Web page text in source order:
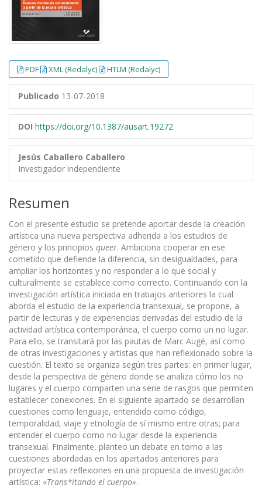
PDF XML (Redalyc) HTLM (Redalyc)
Publicado 13-07-2018
DOI https://doi.org/10.1387/ausart.19272
Jesús Caballero Caballero
Investigador independiente
Resumen
Con el presente estudio se pretende aportar desde la creación
artística una nueva perspectiva adherida a los estudios de
género y los principios queer. Ambiciona cooperar en ese
cometido que defiende la diferencia, sin desigualdades, para
ampliar los horizontes y no responder a lo que social y
culturalmente se establece como correcto. Continuando con la
investigación artística iniciada en trabajos anteriores la cual
aborda el estudio de la experiencia transexual, se propone, a
partir de lecturas y de experiencias derivadas del estudio de la
actividad artística contemporánea, el cuerpo como un no lugar.
Para ello, se transitará por las pautas de Marc Augé, así como
de otras investigaciones y artistas que han reflexionado sobre la
cuestión. El texto se organiza según tres partes: en primer lugar,
desde la perspectiva de género donde se analiza cómo los no
lugares y el cuerpo comparten una serie de rasgos que permiten
establecer conexiones. En el siguiente apartado se desarrollan
cuestiones como lenguaje, entendido como código,
temporalidad, viaje y etnología de sí mismo entre otras; para
entender el cuerpo como no lugar desde la experiencia
transexual. Finalmente, planteo un debate en torno a las
cuestiones abordadas en los apartados anteriores para
proyectar estas reflexiones en una propuesta de investigación
artística: «Trans*itando el cuerpo».